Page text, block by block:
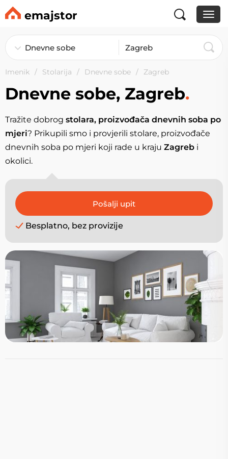
emajstor
Imenik Stolarija Dnevne sobe Zagreb
Dnevne sobe, Zagreb.
Tražite dobrog stolara, proizvođača dnevnih soba po
mjeri? Prikupili smo i provjerili stolare, proizvođače
dnevnih soba po mjeri koji rade u kraju Zagreb i
okolici.
Besplatno, bez provizije